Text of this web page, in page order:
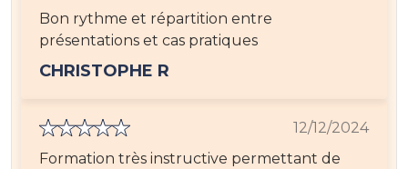
Bon rythme et répartition entre
présentations et cas pratiques
CHRISTOPHE R
12/12/2024
Formation très instructive permettant de